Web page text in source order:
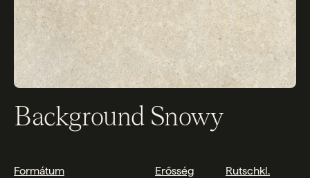
Background Snowy
Formátum Erősség
Rutschkl.